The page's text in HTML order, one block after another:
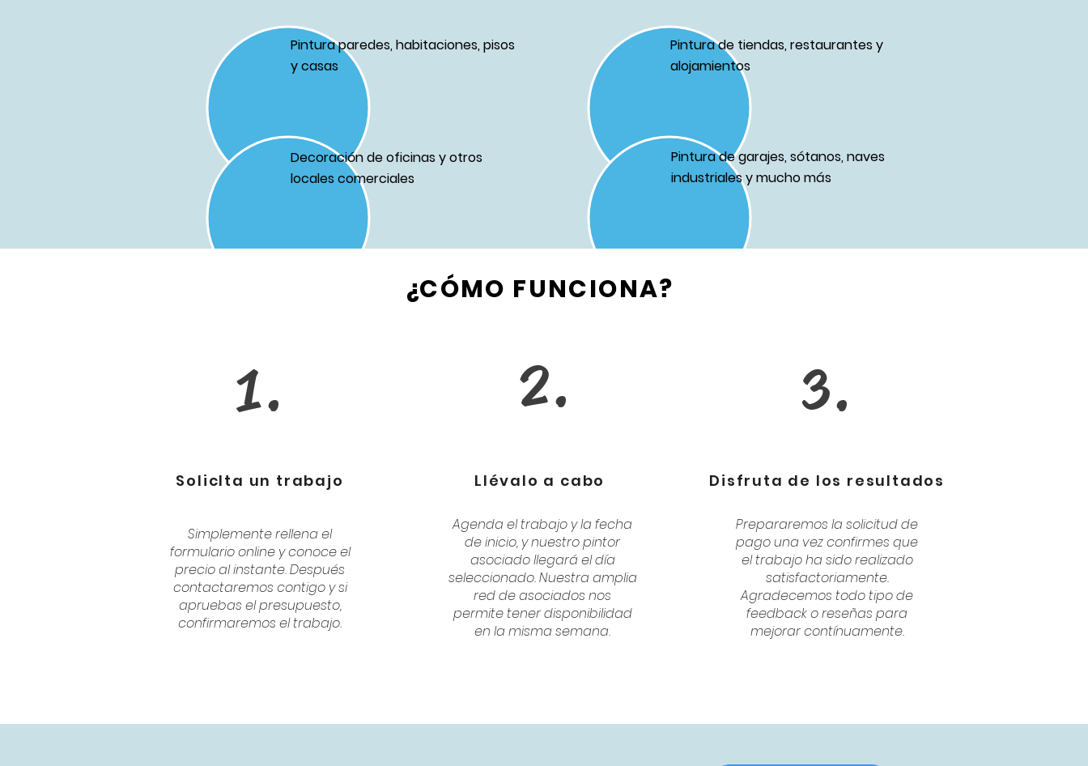
Pintura paredes, habitaciones, pisos
y casas
Pintura de tiendas, restaurantes y
alojamientos
Decoración de oficinas y otros
locales comerciales
Pintura de garajes, sótanos, naves
industriales y mucho más
1.
SolicIta un trabajo
Simplemente rellena el
formulario online y conoce el
precio al instante. Después
contactaremos contigo y si
apruebas el presupuesto,
confirmaremos el trabajo.
¿CÓMO FUNCIONA?
2.
Llévalo a cabo
Agenda el trabajo y la fecha
de inicio, y nuestro pintor
asociado llegará el día
seleccionado. Nuestra amplia
red de asociados nos
permite tener disponibilidad
en la misma semana.
3.
Disfruta de los resultados
Prepararemos la solicitud de
pago una vez confirmes que
el trabajo ha sido realizado
satisfactoriamente.
Agradecemos todo tipo de
feedback o reseñas para
mejorar contínuamente.